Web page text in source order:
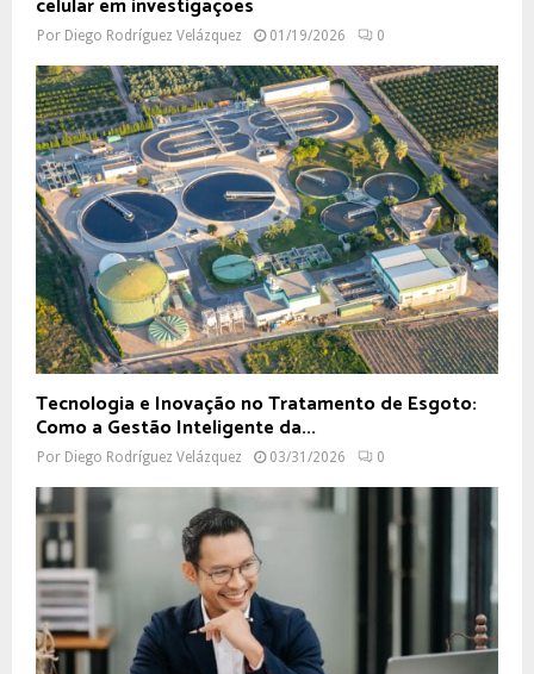
celular em investigações
Por Diego Rodríguez Velázquez 01/19/2026 0
Tecnologia e Inovação no Tratamento de Esgoto:
Como a Gestão Inteligente da...
Por Diego Rodríguez Velázquez 03/31/2026 0